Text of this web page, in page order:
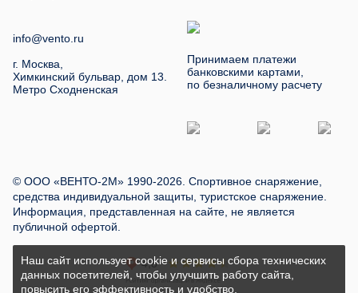
info@vento.ru
г. Москва,
Химкинский бульвар, дом 13.
Метро Сходненская
Принимаем платежи
банковскими картами,
по безналичному расчету
© ООО «ВЕНТО-2М» 1990-2026. Спортивное снаряжение,
средства индивидуальной защиты, туристское снаряжение.
Информация, представленная на сайте, не является
публичной офертой.
Наш сайт использует cookie и сервисы сбора технических
данных посетителей, чтобы улучшить работу сайта,
повысить его эффективность и удобство.